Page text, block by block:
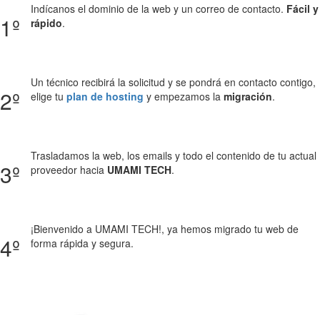
1º
Indícanos el dominio de la web y un correo de contacto. Fácil y
rápido.
2º
Un técnico recibirá la solicitud y se pondrá en contacto contigo,
elige tu plan de hosting y empezamos la migración.
3º
Trasladamos la web, los emails y todo el contenido de tu actual
proveedor hacia UMAMI TECH.
4º
¡Bienvenido a UMAMI TECH!, ya hemos migrado tu web de
forma rápida y segura.